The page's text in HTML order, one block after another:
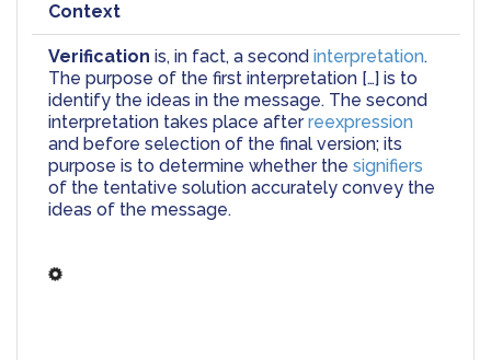
Context
Verification is, in fact, a second interpretation.
The purpose of the first interpretation […] is to
identify the ideas in the message. The second
interpretation takes place after reexpression
and before selection of the final version; its
purpose is to determine whether the signifiers
of the tentative solution accurately convey the
ideas of the message.